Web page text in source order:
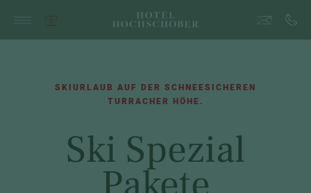
SKIURLAUB AUF DER SCHNEESICHEREN
TURRACHER HÖHE.
Ski Spezial